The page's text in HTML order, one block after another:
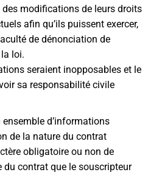
des modifications de leurs droits
afin qu’ils puissent exercer,
de dénonciation de
loi.
seraient inopposables et le
sa responsabilité civile
d’informations
de la nature du contrat
obligatoire ou non de
du contrat que le souscripteur